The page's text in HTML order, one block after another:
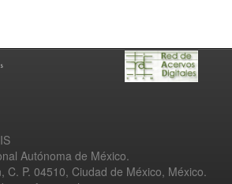
Autónoma de México.
C. P. 04510, Ciudad de México, México.